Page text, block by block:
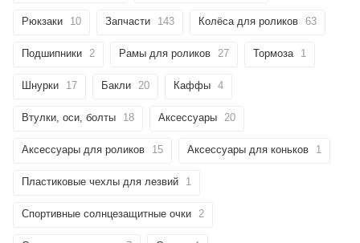
Рюкзаки 10 Запчасти 143 Колёса для роликов 63
Подшипники 2 Рамы для роликов 27 Тормоза 1
Шнурки 17 Бакли 20 Каффы 4
Втулки, оси, болты 18 Аксессуары 20
Аксессуары для роликов 15 Аксессуары для коньков 1
Пластиковые чехлы для лезвий 1
Спортивные солнцезащитные очки 2